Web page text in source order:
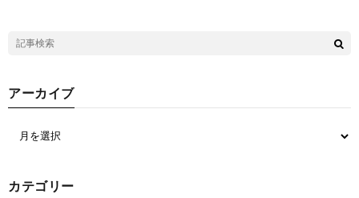
アーカイブ
カテゴリー